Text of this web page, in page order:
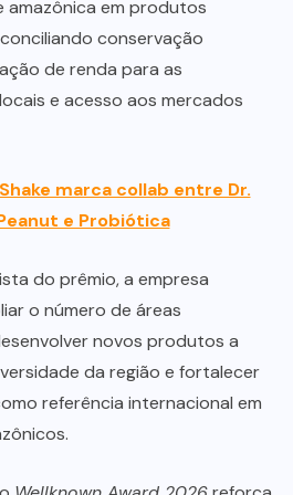
amazônica em produtos
conservação
de renda para as
e acesso aos mercados
marca collab entre Dr.
e Probiótica
do prêmio, a empresa
o número de áreas
novos produtos a
da região e fortalecer
referência internacional em